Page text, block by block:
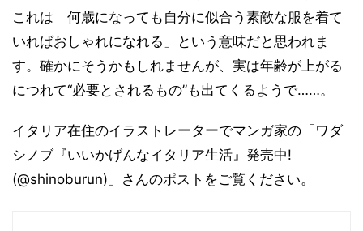
これは「何歳になっても自分に似合う素敵な服を着て
いればおしゃれになれる」という意味だと思われま
す。確かにそうかもしれませんが、実は年齢が上がる
につれて“必要とされるもの”も出てくるようで……。
イタリア在住のイラストレーターでマンガ家の「ワダ
シノブ『いいかげんなイタリア生活』発売中!
(@shinoburun)」さんのポストをご覧ください。